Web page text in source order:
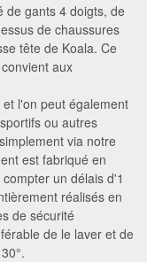
de gants 4 doigts, de
de chaussures
tête de Koala. Ce
aux
l'on peut également
ou autres
via notre
est fabriqué en
un délais d'1
réalisés en
de sécurité
de le laver et de